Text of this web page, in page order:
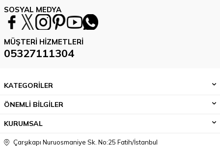
SOSYAL MEDYA
MÜŞTERI HIZMETLERI
05327111304
KATEGORİLER
ÖNEMLİ BİLGİLER
KURUMSAL
Çarşıkapı Nuruosmaniye Sk. No:25 Fatih/İstanbul